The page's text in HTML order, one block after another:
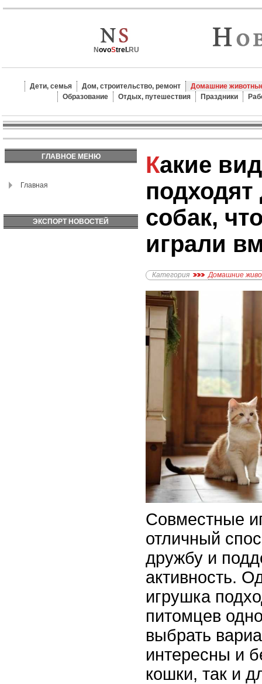
NovoStrel.RU
Дети, семья Дом, строительство, ремонт
Домашние
Образование
Отдых, путешествия Праздники
ГЛАВНОЕ МЕНЮ
Главная
ЭКСПОРТ НОВОСТЕЙ
Какие виды игрушек
собак,
играли
Категория Домашние
Совместные
отличный
дружбу и
активность.
игрушка
питомцев
выбрать
интересны и
кошки, так и